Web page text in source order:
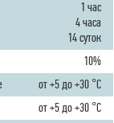
1 час
4 часа
14 суток
10%
от +5 до +30 °С
от +5 до +30 °С